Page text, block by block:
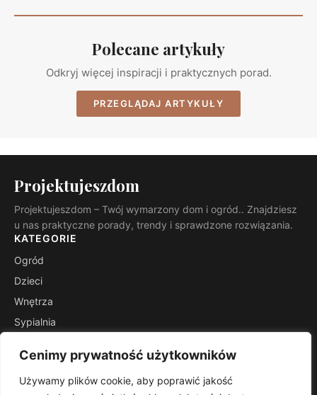
Cenimy prywatność użytkowników
Używamy plików cookie, aby poprawić jakość
Polecane artykuły
Odkryj więcej inspiracji i praktycznych porad.
PRZEGLĄDAJ ARTYKUŁY
Projektujeszdom
Projektujeszdom – Twój wymarzony dom i ogród.. Znajdziesz
u nas praktyczne porady, trendy i sprawdzone rozwiązania.
KATEGORIE
Ogród
Dzieci
Wnętrza
Sypialnia
INFORMACJE
Kontakt